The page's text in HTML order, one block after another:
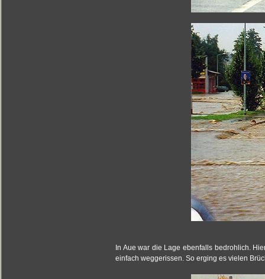
In Aue war die Lage ebenfalls bedrohlich.
einfach weggerissen. So erging es vielen